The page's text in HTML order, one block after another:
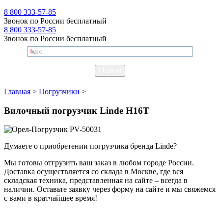
8 800 333-57-85
Звонок по России бесплатный
8 800 333-57-85
Звонок по России бесплатный
Главная > Погрузчики >
Вилочный погрузчик Linde H16T
Думаете о приобретении погрузчика бренда Linde?
Мы готовы отгрузить ваш заказ в любом городе России.
Доставка осуществляется со склада в Москве, где вся
складская техника, представленная на сайте – всегда в
наличии. Оставьте заявку через форму на сайте и мы свяжемся
с вами в кратчайшее время!